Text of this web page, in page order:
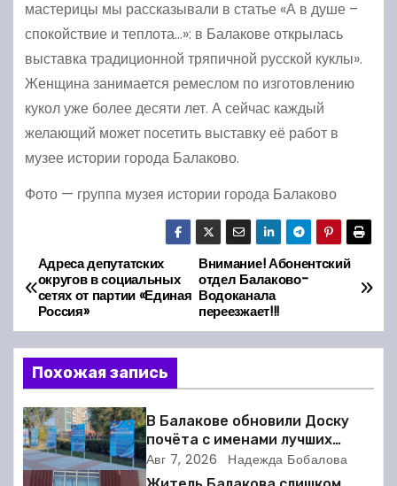
мастерицы мы рассказывали в статье «А в душе –
спокойствие и теплота…»: в Балакове открылась
выставка традиционной тряпичной русской куклы».
Женщина занимается ремеслом по изготовлению
кукол уже более десяти лет. А сейчас каждый
желающий может посетить выставку её работ в
музее истории города Балаково.
Фото — группа музея истории города Балаково
Н
а
в
и
г
а
Внимание! Абонентский
отдел Балаково-
Водоканала
переезжает!!!
Адреса депутатских
округов в социальных
сетях от партии «Единая
Россия»
Похожая запись
В Балакове обновили Доску
почёта с именами лучших
спортсменов. Фото
Авг 7, 2026 Надежда Бобалова